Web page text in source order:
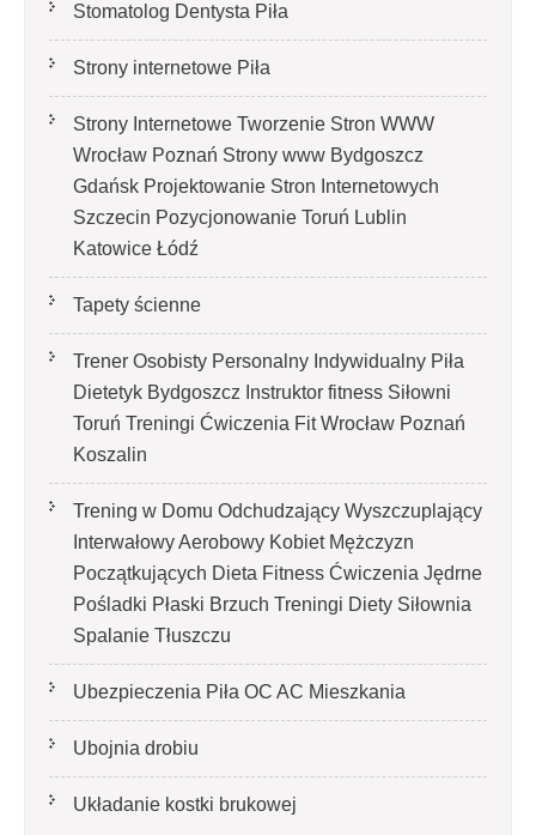
Stomatolog Dentysta Piła
Strony internetowe Piła
Strony Internetowe Tworzenie Stron WWW
Wrocław Poznań Strony www Bydgoszcz
Gdańsk Projektowanie Stron Internetowych
Szczecin Pozycjonowanie Toruń Lublin
Katowice Łódź
Tapety ścienne
Trener Osobisty Personalny Indywidualny Piła
Dietetyk Bydgoszcz Instruktor fitness Siłowni
Toruń Treningi Ćwiczenia Fit Wrocław Poznań
Koszalin
Trening w Domu Odchudzający Wyszczuplający
Interwałowy Aerobowy Kobiet Mężczyzn
Początkujących Dieta Fitness Ćwiczenia Jędrne
Pośladki Płaski Brzuch Treningi Diety Siłownia
Spalanie Tłuszczu
Ubezpieczenia Piła OC AC Mieszkania
Ubojnia drobiu
Układanie kostki brukowej